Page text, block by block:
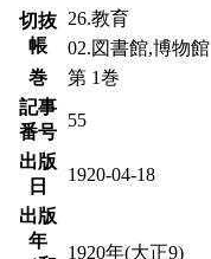
切抜
帳
26.教育
02.図書館,博物館
巻
第 1巻
記事
番号
55
出版
日
1920-04-18
出版
年
1920年(大正9)